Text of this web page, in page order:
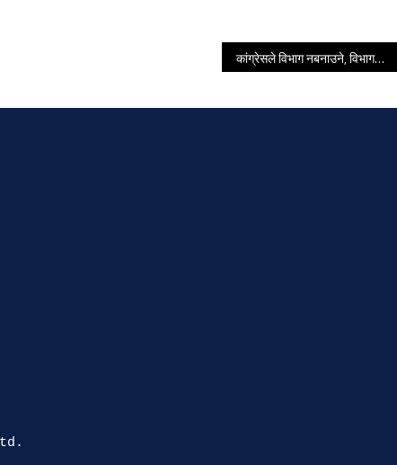
कांग्रेसले विभाग नबनाउने, विभागको काम नीति प्रतिष्ठानले गर्ने